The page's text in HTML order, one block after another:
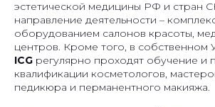
эстетической медицины РФ и стран
направление деятельности –
оборудованием салонов красоты,
центров. Кроме того, в собственном
ICG регулярно проходят обучение и
квалификации косметологов,
педикюра и перманентного макияжа.